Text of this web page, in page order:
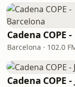
Cadena COPE -